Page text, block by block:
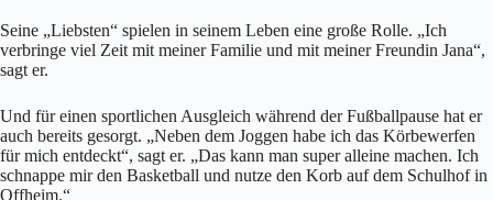
Seine „Liebsten“ spielen in seinem Leben eine große Rolle. „Ich
verbringe viel Zeit mit meiner Familie und mit meiner Freundin Jana“,
sagt er.
Und für einen sportlichen Ausgleich während der Fußballpause hat er
auch bereits gesorgt. „Neben dem Joggen habe ich das Körbewerfen
für mich entdeckt“, sagt er. „Das kann man super alleine machen. Ich
schnappe mir den Basketball und nutze den Korb auf dem Schulhof in
Offheim.“